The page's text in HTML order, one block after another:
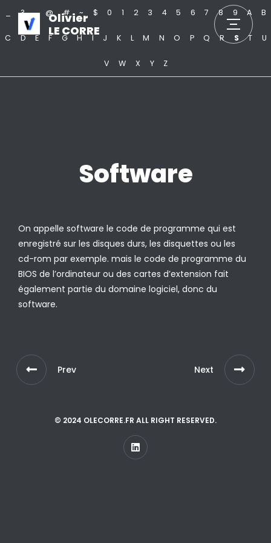
Olivier
LE CORRE
? . @ # ~ $ 0 1 2 3 4 5 6 7 8 9 A B
C D E F G H I J K L M N O P Q R S T U
V W X Y Z
Software
On appelle software le code de programme qui est
enregistré sur les disques durs, les disquettes ou les
cd-rom par exemple. mais le code de programme du
BIOS de l’ordinateur ou des cartes d’extension fait
également partie du domaine logiciel, donc du
software.
Prev Next
© 2024 OLECORRE.FR ALL RIGHT RESERVED.